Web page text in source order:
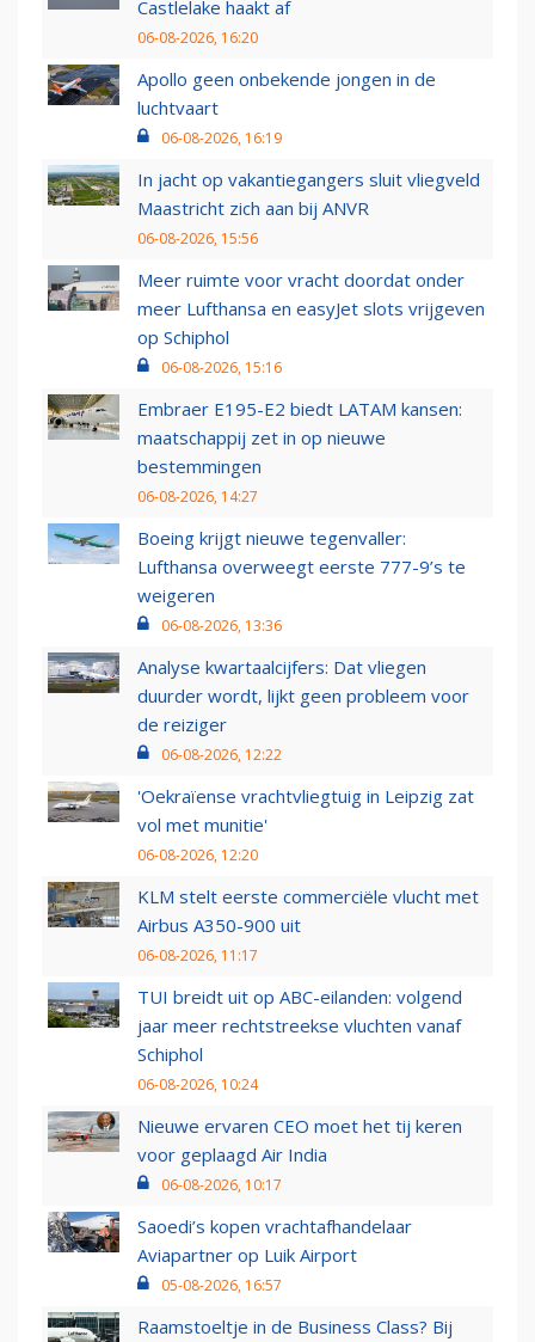
Castlelake haakt af
06-08-2026, 16:20
Apollo geen onbekende jongen in de
luchtvaart
06-08-2026, 16:19
In jacht op vakantiegangers sluit vliegveld
Maastricht zich aan bij ANVR
06-08-2026, 15:56
Meer ruimte voor vracht doordat onder
meer Lufthansa en easyJet slots vrijgeven
op Schiphol
06-08-2026, 15:16
Embraer E195-E2 biedt LATAM kansen:
maatschappij zet in op nieuwe
bestemmingen
06-08-2026, 14:27
Boeing krijgt nieuwe tegenvaller:
Lufthansa overweegt eerste 777-9’s te
weigeren
06-08-2026, 13:36
Analyse kwartaalcijfers: Dat vliegen
duurder wordt, lijkt geen probleem voor
de reiziger
06-08-2026, 12:22
'Oekraïense vrachtvliegtuig in Leipzig zat
vol met munitie'
06-08-2026, 12:20
KLM stelt eerste commerciële vlucht met
Airbus A350-900 uit
06-08-2026, 11:17
TUI breidt uit op ABC-eilanden: volgend
jaar meer rechtstreekse vluchten vanaf
Schiphol
06-08-2026, 10:24
Nieuwe ervaren CEO moet het tij keren
voor geplaagd Air India
06-08-2026, 10:17
Saoedi’s kopen vrachtafhandelaar
Aviapartner op Luik Airport
05-08-2026, 16:57
Raamstoeltje in de Business Class? Bij